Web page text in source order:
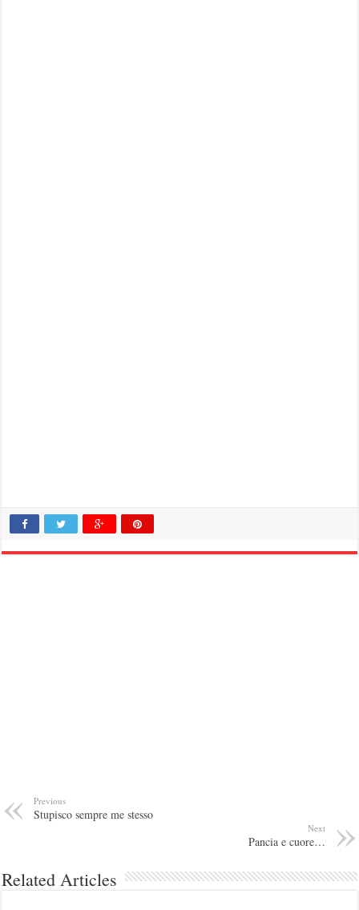
Previous
Stupisco sempre me stesso
Next
Pancia e cuore…
Related Articles